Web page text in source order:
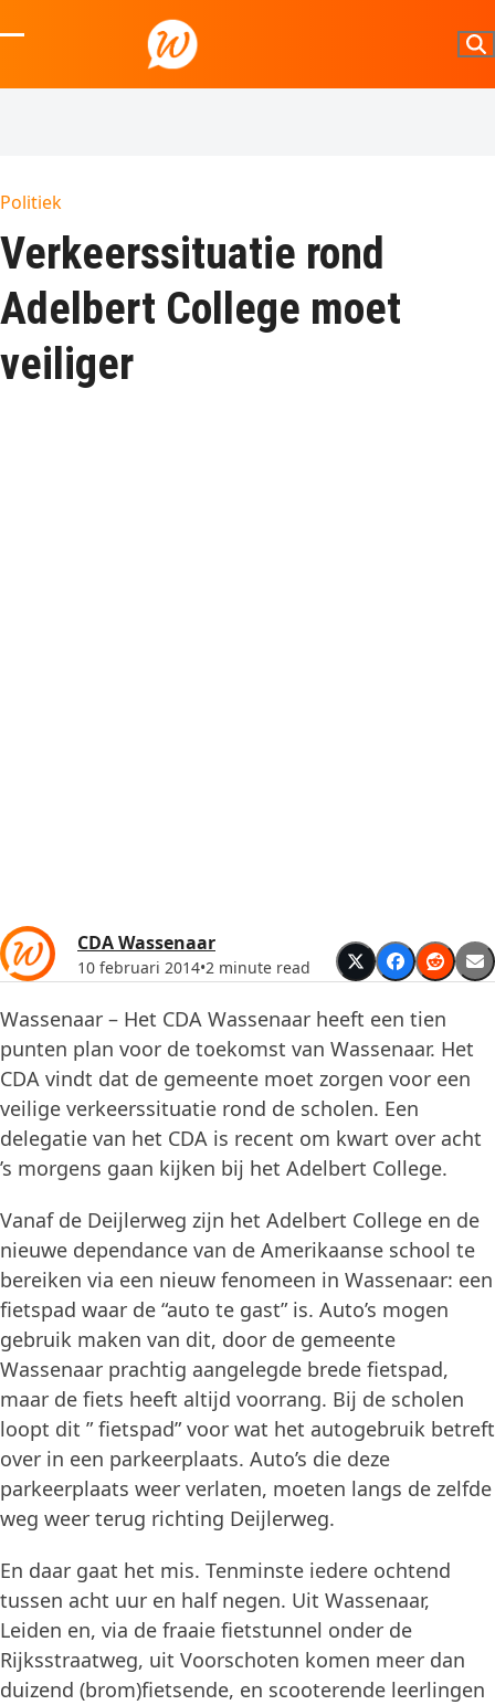
to
mobile
mobile
Politiek
Verkeerssituatie rond
Adelbert College moet
veiliger
CDA Wassenaar
10 februari 2014•2 minute read
Wassenaar – Het CDA Wassenaar heeft een tien
punten plan voor de toekomst van Wassenaar. Het
CDA vindt dat de gemeente moet zorgen voor een
veilige verkeerssituatie rond de scholen. Een
delegatie van het CDA is recent om kwart over acht
’s morgens gaan kijken bij het Adelbert College.
Vanaf de Deijlerweg zijn het Adelbert College en de
nieuwe dependance van de Amerikaanse school te
bereiken via een nieuw fenomeen in Wassenaar: een
fietspad waar de “auto te gast” is. Auto’s mogen
gebruik maken van dit, door de gemeente
Wassenaar prachtig aangelegde brede fietspad,
maar de fiets heeft altijd voorrang. Bij de scholen
loopt dit ” fietspad” voor wat het autogebruik betreft
over in een parkeerplaats. Auto’s die deze
parkeerplaats weer verlaten, moeten langs de zelfde
weg weer terug richting Deijlerweg.
En daar gaat het mis. Tenminste iedere ochtend
tussen acht uur en half negen. Uit Wassenaar,
Leiden en, via de fraaie fietstunnel onder de
Rijksstraatweg, uit Voorschoten komen meer dan
duizend (brom)fietsende, en scooterende leerlingen